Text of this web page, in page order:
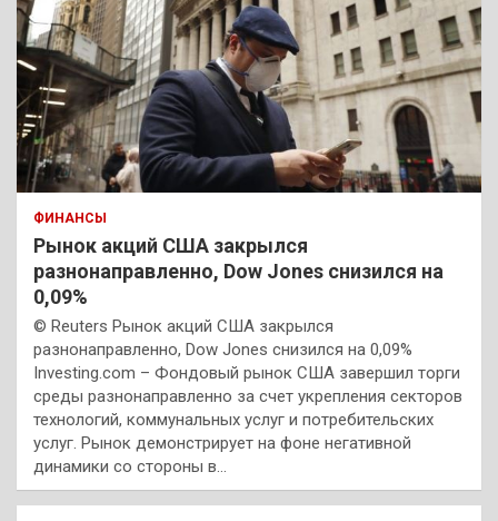
ФИНАНСЫ
Рынок акций США закрылся
разнонаправленно, Dow Jones снизился на
0,09%
© Reuters Рынок акций США закрылся
разнонаправленно, Dow Jones снизился на 0,09%
Investing.com – Фондовый рынок США завершил торги
среды разнонаправленно за счет укрепления секторов
технологий, коммунальных услуг и потребительских
услуг. Рынок демонстрирует на фоне негативной
динамики со стороны в…